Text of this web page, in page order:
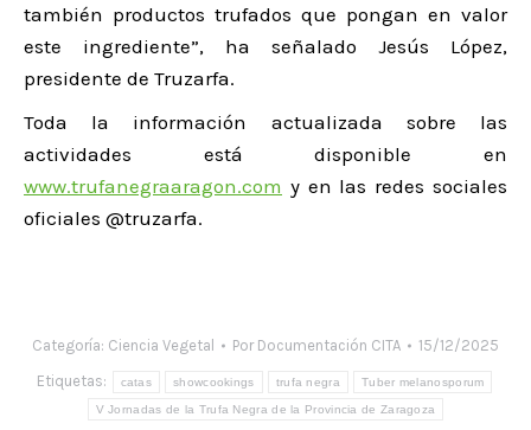
también productos trufados que pongan en valor
este ingrediente”, ha señalado Jesús López,
presidente de Truzarfa.
Toda la información actualizada sobre las
actividades está disponible en
www.trufanegraaragon.com y en las redes sociales
oficiales @truzarfa.
Categoría: Ciencia Vegetal Por Documentación CITA 15/12/2025
Etiquetas: catas showcookings trufa negra Tuber melanosporum
V Jornadas de la Trufa Negra de la Provincia de Zaragoza